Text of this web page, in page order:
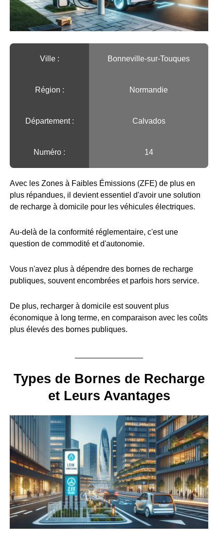
Ville :️ Bonneville-sur-Touques
Région :️ Normandie
Département : Calvados
Numéro : 14
Avec les Zones à Faibles Émissions (ZFE) de plus en
plus répandues, il devient essentiel d'avoir une solution
de recharge à domicile pour les véhicules électriques.
Au-delà de la conformité réglementaire, c'est une
question de commodité et d'autonomie.
Vous n'avez plus à dépendre des bornes de recharge
publiques, souvent encombrées et parfois hors service.
De plus, recharger à domicile est souvent plus
économique à long terme, en comparaison avec les coûts
plus élevés des bornes publiques.
Types de Bornes de Recharge
et Leurs Avantages